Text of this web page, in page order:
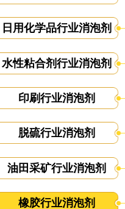
日用化学品行业消泡剂
水性粘合剂行业消泡剂
印刷行业消泡剂
脱硫行业消泡剂
油田采矿行业消泡剂
橡胶行业消泡剂